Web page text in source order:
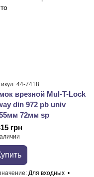
44-7418
врезной Mul-T-Lock
din 972 pb univ
72мм sp
грн
Для входных